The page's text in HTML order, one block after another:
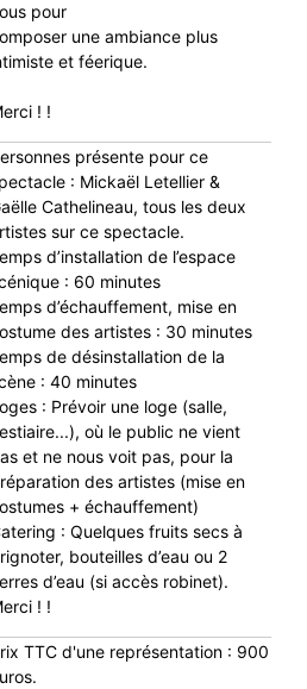
pour
une ambiance plus
et féerique.
! !
présente pour ce
: Mickaël Letellier &
Cathelineau, tous les deux
sur ce spectacle.
d’installation de l’espace
: 60 minutes
d’échauffement, mise en
des artistes : 30 minutes
de désinstallation de la
: 40 minutes
: Prévoir une loge (salle,
où le public ne vient
et ne nous voit pas, pour la
des artistes (mise en
+ échauffement)
: Quelques fruits secs à
bouteilles d’eau ou 2
d’eau (si accès robinet).
! !
TTC d'une représentation : 900